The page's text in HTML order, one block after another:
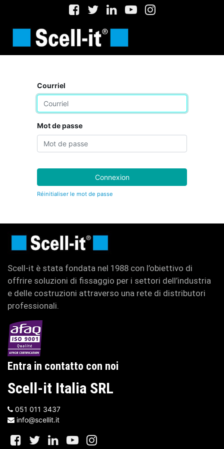
Courriel
Mot de passe
Connexion
Réinitialiser le mot de passe
Scell-it è stata fondata nel 1988 con l’obiettivo di
offrire soluzioni di fissaggio per i settori dell’industria
e delle costruzioni attraverso una rete di distributori
professionali.
Entra in contatto con noi
Scell-it Italia SRL
051 011 3437
info@scellit.it